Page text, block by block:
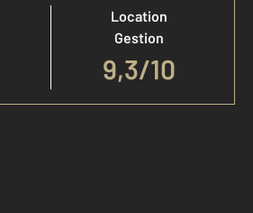
Location
Gestion
9,3/10